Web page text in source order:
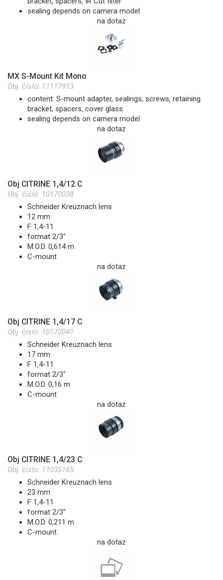
sealing depends on camera model
na dotaz
MX S-Mount Kit Mono
Obj. číslo: 11117913
content: S-mount adapter, sealings, screws, retaining
bracket, spacers, cover glass
sealing depends on camera model
na dotaz
Obj CITRINE 1,4/12 C
Obj. číslo: 10170038
Schneider Kreuznach lens
12 mm
F 1,4-11
format 2/3"
M.O.D. 0,614 m
C-mount
na dotaz
Obj CITRINE 1,4/17 C
Obj. číslo: 10170041
Schneider Kreuznach lens
17 mm
F 1,4-11
format 2/3"
M.O.D. 0,16 m
C-mount
na dotaz
Obj CITRINE 1,4/23 C
Obj. číslo: 11035165
Schneider Kreuznach lens
23 mm
F 1,4-11
format 2/3"
M.O.D. 0,211 m
C-mount
na dotaz